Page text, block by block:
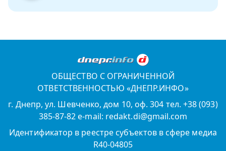
ОБЩЕСТВО С ОГРАНИЧЕННОЙ
ОТВЕТСТВЕННОСТЬЮ «ДНЕПР.ИНФО»
г. Днепр, ул. Шевченко, дом 10, оф. 304 тел. +38 (093)
385-87-82 e-mail: redakt.di@gmail.com
Идентификатор в реестре субъектов в сфере медиа
R40-04805